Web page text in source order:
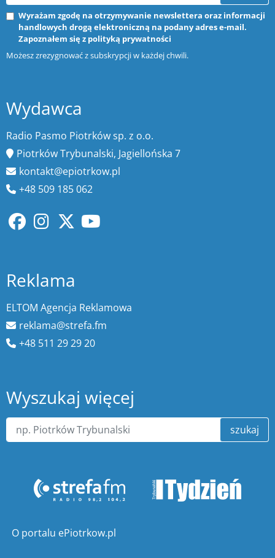
Wyrażam zgodę na otrzymywanie newslettera oraz informacji
handlowych drogą elektroniczną na podany adres e-mail.
Zapoznałem się z polityką prywatności
Możesz zrezygnować z subskrypcji w każdej chwili.
Wydawca
Radio Pasmo Piotrków sp. z o.o.
Piotrków Trybunalski, Jagiellońska 7
kontakt@epiotrkow.pl
+48 509 185 062
Reklama
ELTOM Agencja Reklamowa
reklama@strefa.fm
+48 511 29 29 20
Wyszukaj więcej
szukaj
O portalu ePiotrkow.pl